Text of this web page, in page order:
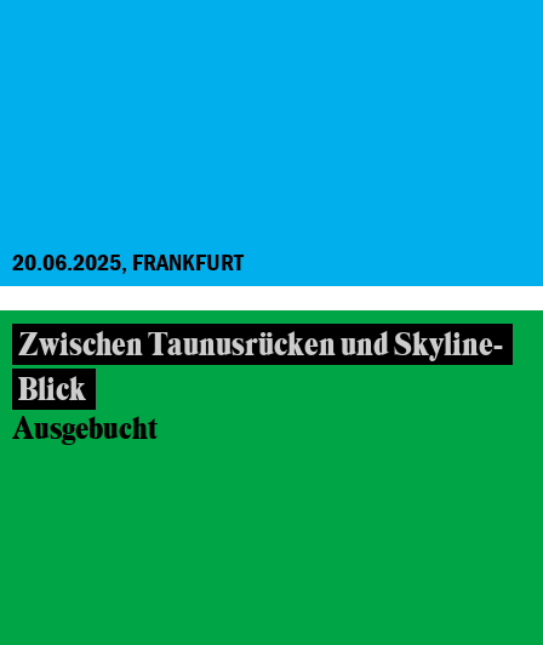
20.06.2025, FRANKFURT
Zwischen Taunusrücken und Skyline-
Blick
Ausgebucht